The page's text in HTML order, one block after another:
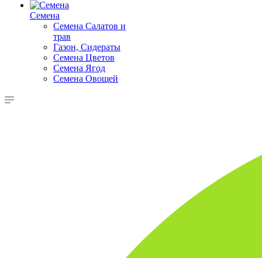
Семена
Семена Салатов и
трав
Газон, Сидераты
Семена Цветов
Семена Ягод
Семена Овощей